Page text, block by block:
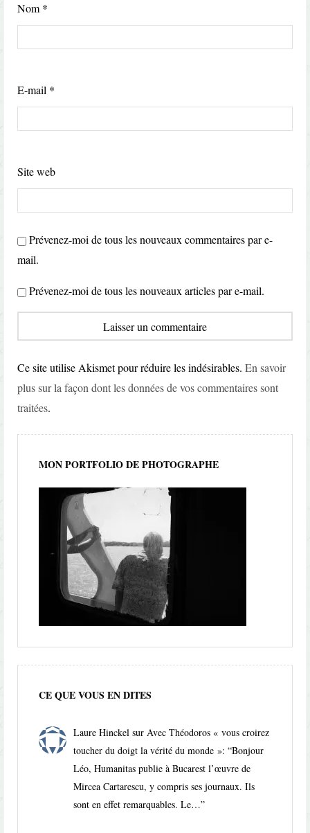
Nom *
E-mail *
Site web
Prévenez-moi de tous les nouveaux commentaires par e-
mail.
Prévenez-moi de tous les nouveaux articles par e-mail.
Ce site utilise Akismet pour réduire les indésirables.En savoir
plus sur la façon dont les données de vos commentaires sont
traitées.
MON PORTFOLIO DE PHOTOGRAPHE
CE QUE VOUS EN DITES
Laure Hinckel surAvec Théodoros « vous croirez
toucher du doigt la vérité du monde »: “Bonjour
Léo, Humanitas publie à Bucarest l’œuvre de
Mircea Cartarescu, y compris ses journaux. Ils
sont en effet remarquables. Le…”